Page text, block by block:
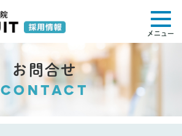
メニュー
お問合せ
CONTACT